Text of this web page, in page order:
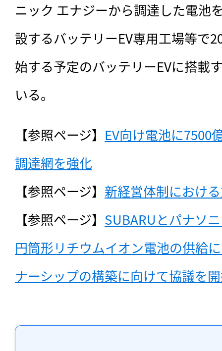
ニック エナジーから調達した電池
設するバッテリーEV専用工場等で
始する予定のバッテリーEVに搭載
いる。
【参照ページ】 EV向け電池に7500
調達網を強化
【参照ページ】 新経営体制におけ
【参照ページ】 SUBARUとパナソ
円筒形リチウムイオン電池の供給
ナーシップの構築に向けて協議を